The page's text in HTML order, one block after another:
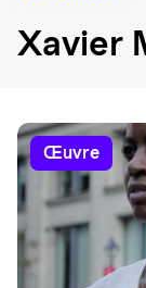
Xavier
œuvre